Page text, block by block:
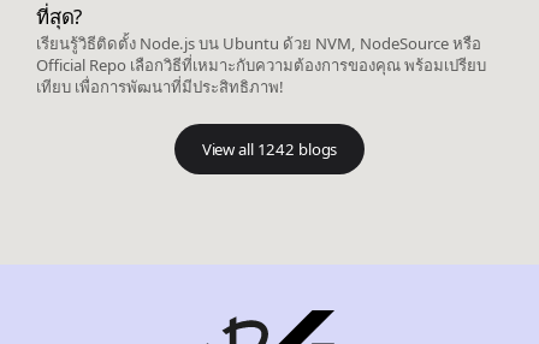
ที่สุด?
เรียนรู้วิธีติดตั้ง Node.js บน Ubuntu ด้วย NVM, NodeSource หรือ
Official Repo เลือกวิธีที่เหมาะกับความต้องการของคุณ พร้อมเปรียบ
เทียบ เพื่อการพัฒนาที่มีประสิทธิภาพ!
View all 1242 blogs